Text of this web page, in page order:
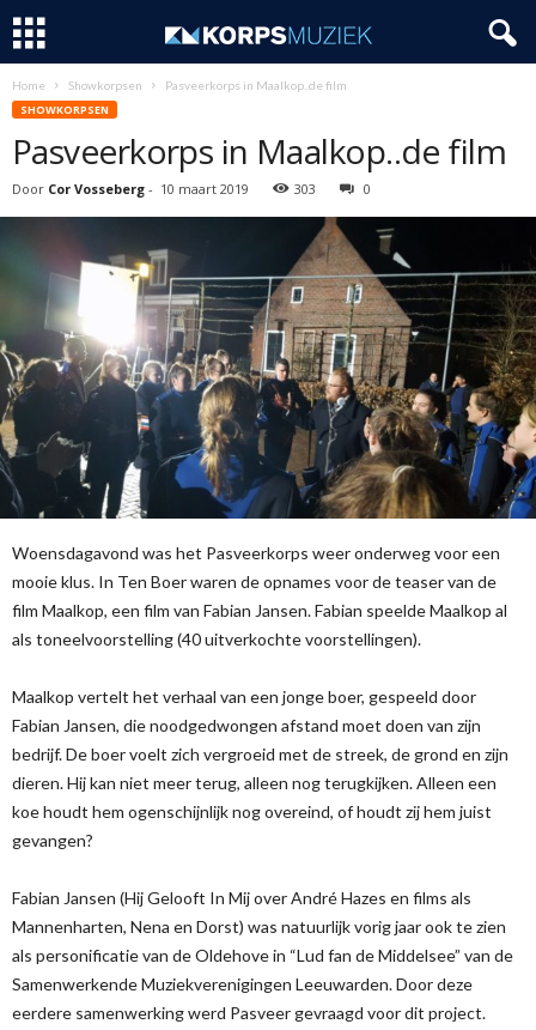
Home Showkorpsen Pasveerkorps in Maalkop..de film
SHOWKORPSEN
Pasveerkorps in Maalkop..de film
Door Cor Vosseberg - 10 maart 2019 303 0
Woensdagavond was het Pasveerkorps weer onderweg voor een
mooie klus. In Ten Boer waren de opnames voor de teaser van de
film Maalkop, een film van Fabian Jansen. Fabian speelde Maalkop al
als toneelvoorstelling (40 uitverkochte voorstellingen).
Maalkop vertelt het verhaal van een jonge boer, gespeeld door
Fabian Jansen, die noodgedwongen afstand moet doen van zijn
bedrijf. De boer voelt zich vergroeid met de streek, de grond en zijn
dieren. Hij kan niet meer terug, alleen nog terugkijken. Alleen een
koe houdt hem ogenschijnlijk nog overeind, of houdt zij hem juist
gevangen?
Fabian Jansen (Hij Gelooft In Mij over André Hazes en films als
Mannenharten, Nena en Dorst) was natuurlijk vorig jaar ook te zien
als personificatie van de Oldehove in “Lud fan de Middelsee” van de
Samenwerkende Muziekverenigingen Leeuwarden. Door deze
eerdere samenwerking werd Pasveer gevraagd voor dit project.